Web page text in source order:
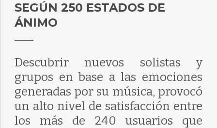
SEGÚN 250 ESTADOS DE
ÁNIMO
Descubrir nuevos solistas y
grupos en base a las emociones
generadas por su música, provocó
un alto nivel de satisfacción entre
los más de 240 usuarios que